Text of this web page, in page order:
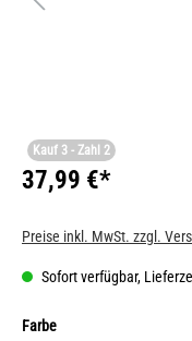
Kauf 3 - Zahl 2
37,99 €*
Preise inkl. MwSt. zzgl.
Sofort verfügbar,
Farbe